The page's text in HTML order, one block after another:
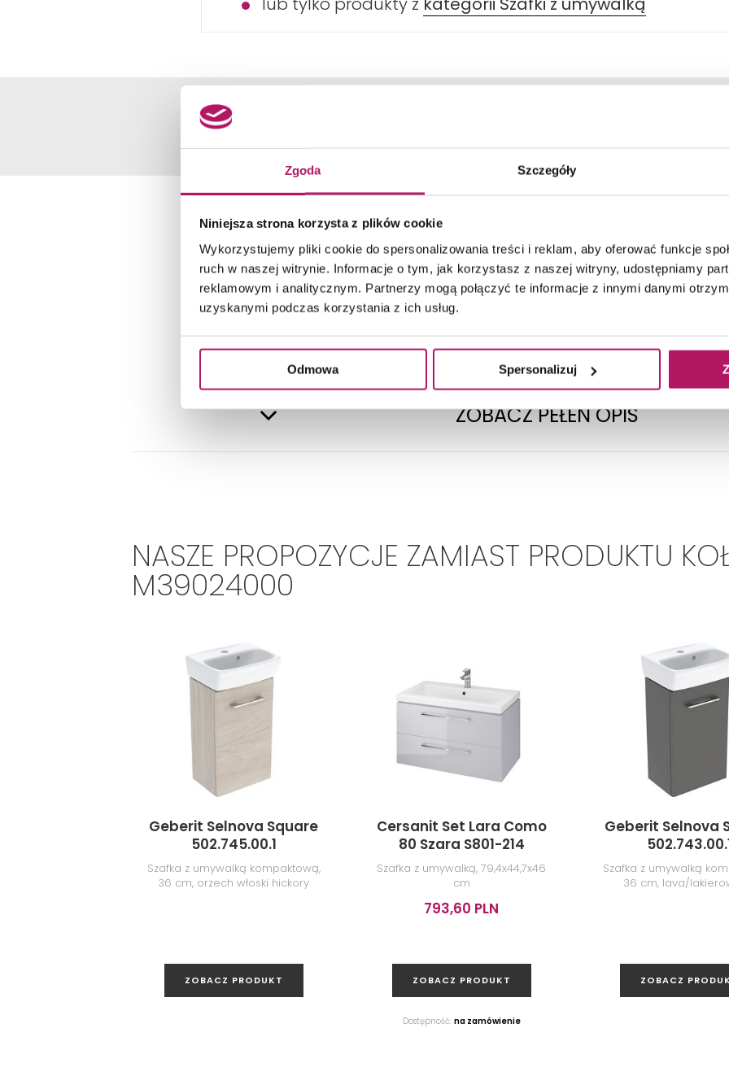
Zgoda Szczegóły
Niniejsza strona korzysta z plików cookie
Wykorzystujemy pliki cookie do spersonalizowania treści i reklam, aby oferować funkcje
ruch w naszej witrynie. Informacje o tym, jak korzystasz z naszej witryny, udostępniamy
reklamowym i analitycznym. Partnerzy mogą połączyć te informacje z innymi danymi
uzyskanymi podczas korzystania z ich usług.
Odmowa Spersonalizuj
DANE TECHNICZNE
Rodzaj szafki: Podwieszana
Głębokość: 299 mm
ZOBACZ PEŁEN OPIS
NASZE PROPOZYCJE ZAMIAST PRODUKTU
M39024000
Geberit Selnova Square
502.745.00.1
Szafka z umywalką kompaktową,
36 cm, orzech włoski hickory
ZOBACZ PRODUKT
Cersanit Set Lara Como
80 Szara S801-214
Szafka z umywalką, 79,4x44,7x46
cm
793,60 PLN
ZOBACZ PRODUKT
Dostępność: na zamówienie
Geberit Selnova
Szafka z umywalką
36 cm, lava/
ZOBACZ